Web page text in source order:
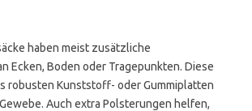
haben meist zusätzliche
Ecken, Boden oder Tragepunkten. Diese
robusten Kunststoff- oder Gummiplatten
Auch extra Polsterungen helfen,